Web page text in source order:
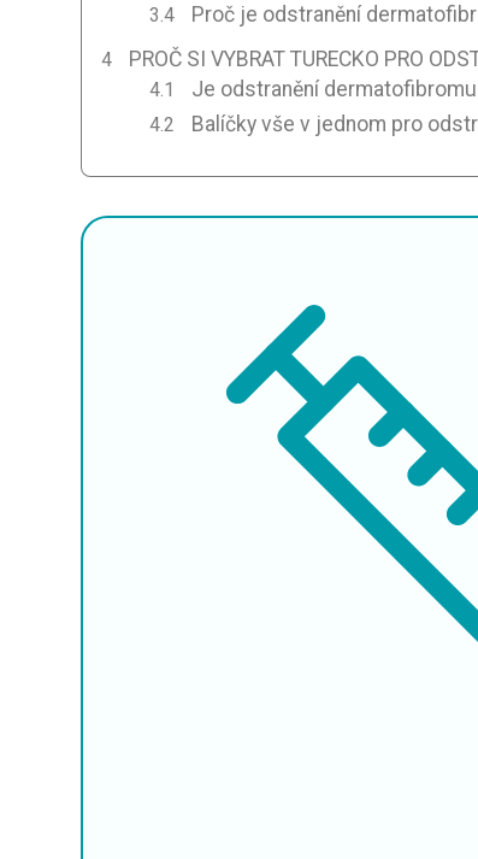
Proč je odstranění
PROČ SI VYBRAT TURECKO PRO
Je odstranění
Balíčky vše v jednom pro